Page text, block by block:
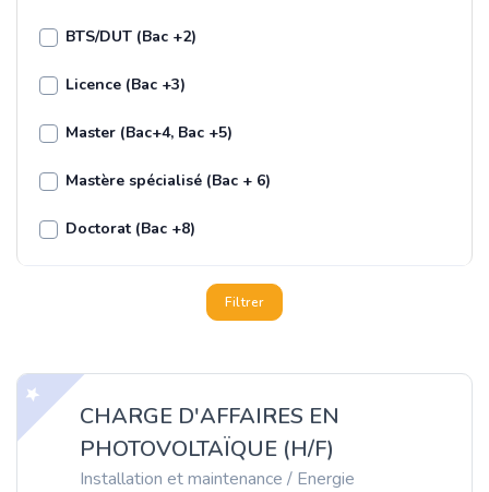
BTS/DUT (Bac +2)
Licence (Bac +3)
Master (Bac+4, Bac +5)
Mastère spécialisé (Bac + 6)
Doctorat (Bac +8)
Filtrer
CHARGE D'AFFAIRES EN
PHOTOVOLTAÏQUE (H/F)
Installation et maintenance / Energie